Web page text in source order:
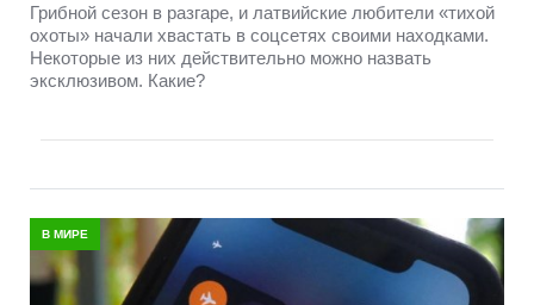
Грибной сезон в разгаре, и латвийские любители «тихой
охоты» начали хвастать в соцсетях своими находками.
Некоторые из них действительно можно назвать
эксклюзивом. Какие?
В МИРЕ